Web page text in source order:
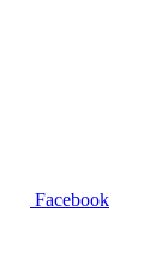
Facebook